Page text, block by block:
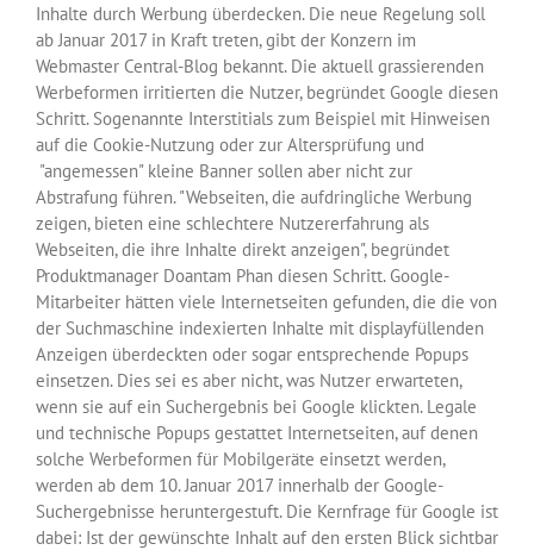
Inhalte durch Werbung überdecken. Die neue Regelung soll
ab Januar 2017 in Kraft treten, gibt der Konzern im
Webmaster Central-Blog bekannt. Die aktuell grassierenden
Werbeformen irritierten die Nutzer, begründet Google diesen
Schritt. Sogenannte Interstitials zum Beispiel mit Hinweisen
auf die Cookie-Nutzung oder zur Altersprüfung und
"angemessen" kleine Banner sollen aber nicht zur
Abstrafung führen. "Webseiten, die aufdringliche Werbung
zeigen, bieten eine schlechtere Nutzererfahrung als
Webseiten, die ihre Inhalte direkt anzeigen", begründet
Produktmanager Doantam Phan diesen Schritt. Google-
Mitarbeiter hätten viele Internetseiten gefunden, die die von
der Suchmaschine indexierten Inhalte mit displayfüllenden
Anzeigen überdeckten oder sogar entsprechende Popups
einsetzen. Dies sei es aber nicht, was Nutzer erwarteten,
wenn sie auf ein Suchergebnis bei Google klickten. Legale
und technische Popups gestattet Internetseiten, auf denen
solche Werbeformen für Mobilgeräte einsetzt werden,
werden ab dem 10. Januar 2017 innerhalb der Google-
Suchergebnisse heruntergestuft. Die Kernfrage für Google ist
dabei: Ist der gewünschte Inhalt auf den ersten Blick sichtbar